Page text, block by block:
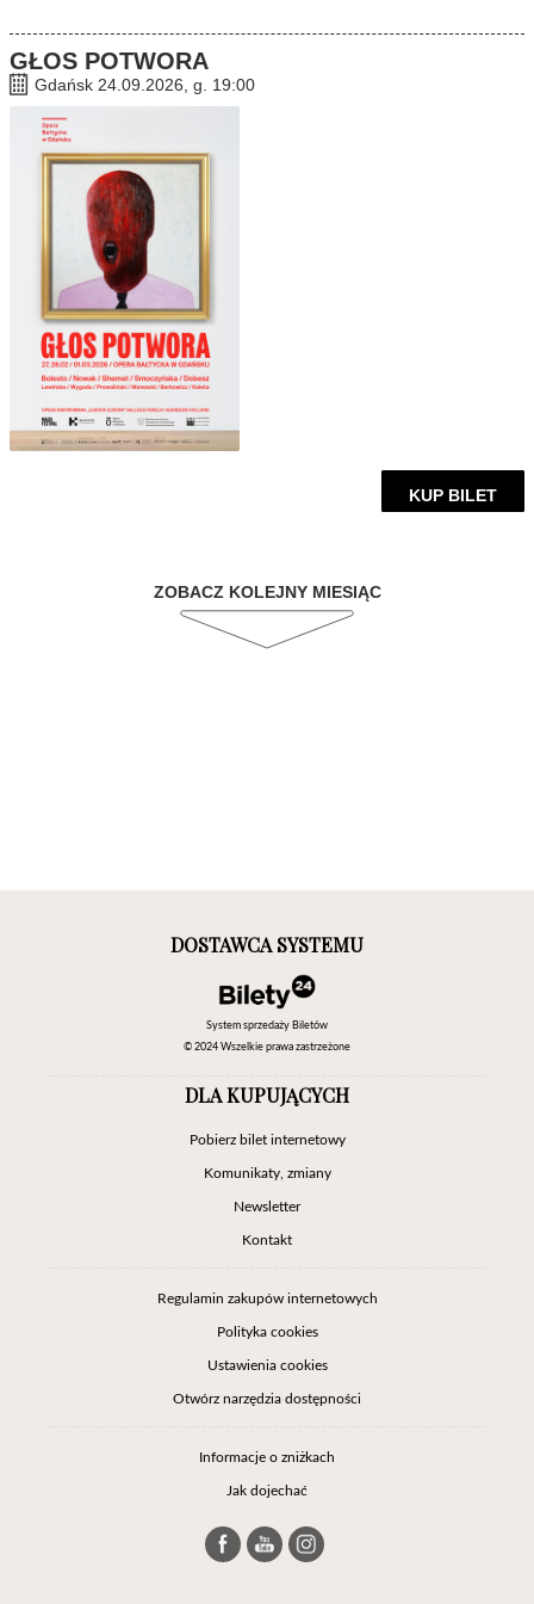
GŁOS POTWORA
Gdańsk 24.09.2026, g. 19:00
KUP BILET
ZOBACZ KOLEJNY MIESIĄC
DOSTAWCA SYSTEMU
System sprzedaży Biletów
© 2024 Wszelkie prawa zastrzeżone
DLA KUPUJĄCYCH
Pobierz bilet internetowy
Komunikaty, zmiany
Newsletter
Kontakt
Regulamin zakupów internetowych
Polityka cookies
Ustawienia cookies
Otwórz narzędzia dostępności
Informacje o zniżkach
Jak dojechać